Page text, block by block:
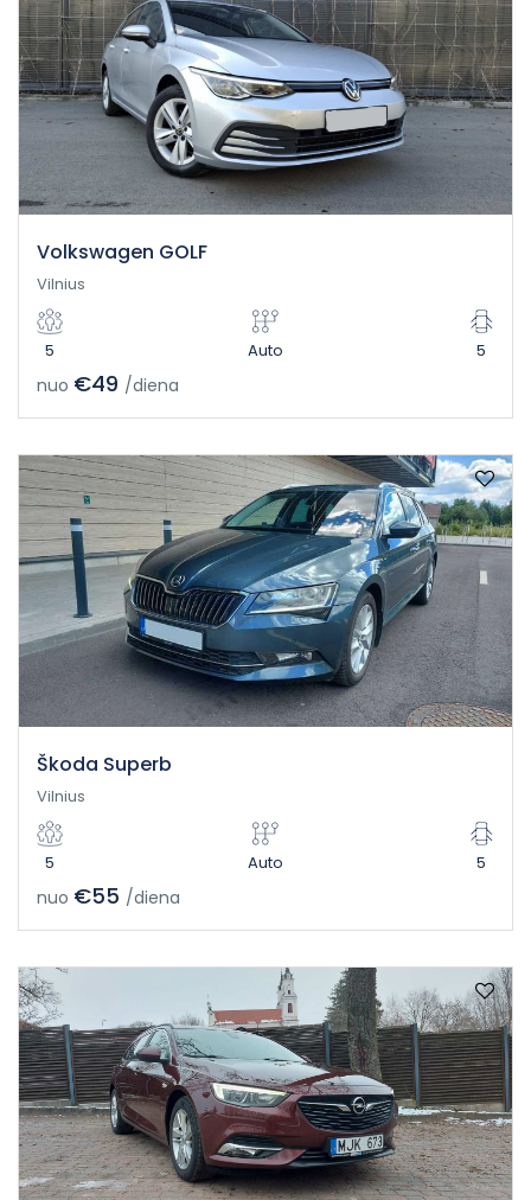
Volkswagen GOLF
Vilnius
5 Auto 5
nuo €49 /diena
Škoda Superb
Vilnius
5 Auto 5
nuo €55 /diena